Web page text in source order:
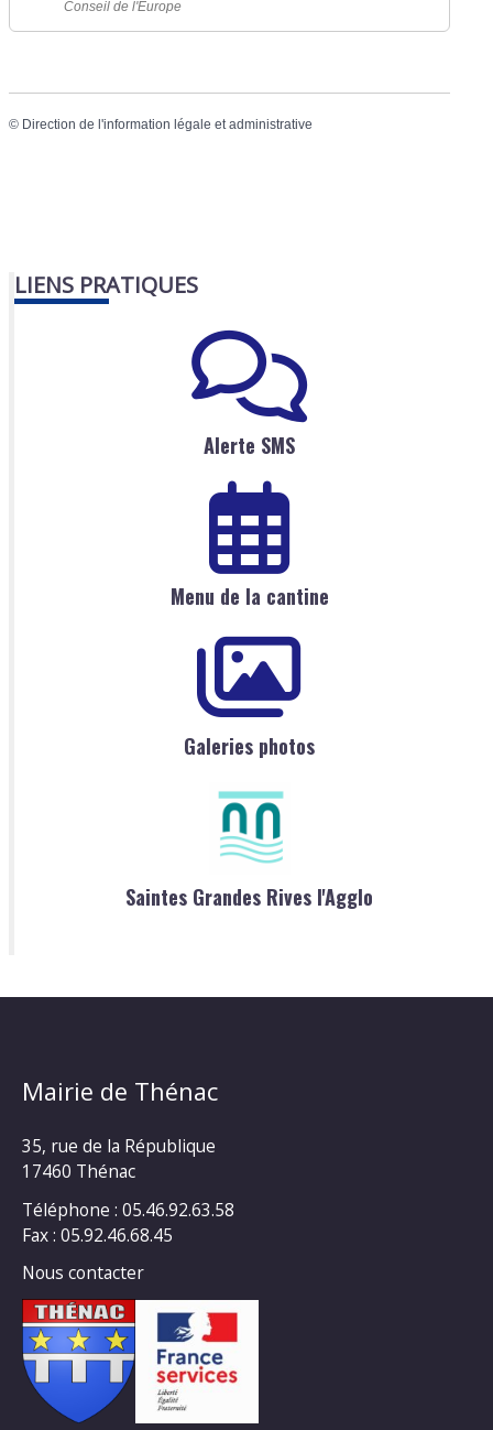
Conseil de l'Europe
© Direction de l'information légale et administrative
LIENS PRATIQUES
Alerte SMS
Menu de la cantine
Galeries photos
Saintes Grandes Rives l'Agglo
Mairie de Thénac
35, rue de la République
17460 Thénac
Téléphone : 05.46.92.63.58
Fax : 05.92.46.68.45
Nous contacter